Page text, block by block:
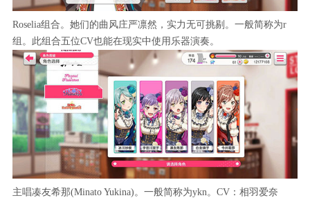
Roselia组合。她们的曲风庄严凛然，实力无可挑剔。一般简称为r
组。此组合五位CV也能在现实中使用乐器演奏。
主唱凑友希那(Minato Yukina)。一般简称为ykn。CV：相羽爱奈